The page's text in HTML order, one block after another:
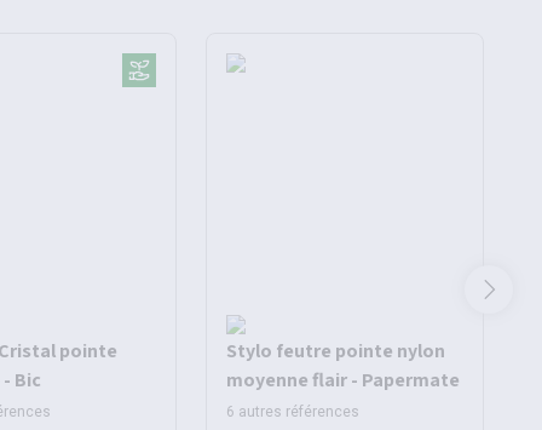
pointe
Bic
Stylo feutre pointe nylon
moyenne flair - Papermate
6 autres références